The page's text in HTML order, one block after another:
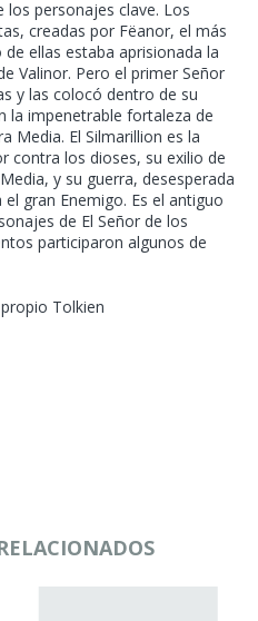
los personajes clave. Los
creadas por Fëanor, el más
ellas estaba aprisionada la
Valinor. Pero el primer Señor
y las colocó dentro de su
la impenetrable fortaleza de
Media. El Silmarillion es la
contra los dioses, su exilio de
y su guerra, desesperada
gran Enemigo. Es el antiguo
de El Señor de los
participaron algunos de
Tolkien